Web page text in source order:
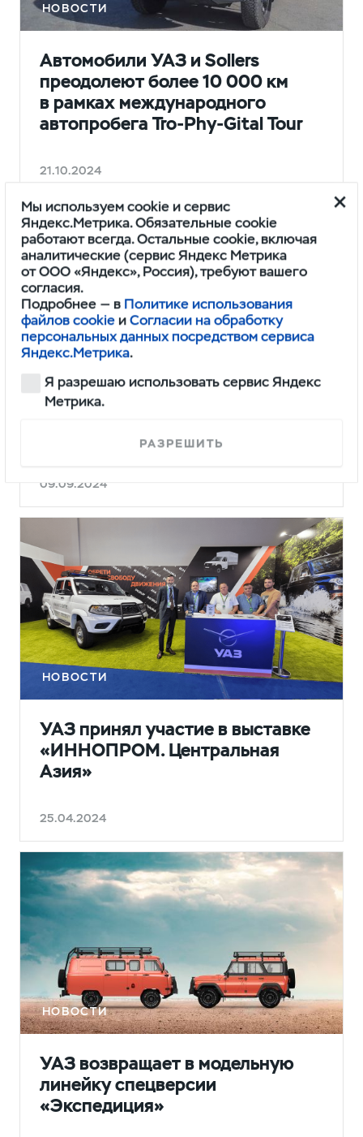
НОВОСТИ
Автомобили УАЗ и Sollers
преодолеют более 10 000 км
в рамках международного
автопробега Tro-Phy-Gital Tour
21.10.2024
НОВОСТИ
УАЗ запускает эксклюзивную
программу страхования КАСКО+
09.09.2024
НОВОСТИ
УАЗ принял участие в выставке
«ИННОПРОМ. Центральная
Азия»
25.04.2024
НОВОСТИ
УАЗ возвращает в модельную
линейку спецверсии
«Экспедиция»
Мы используем cookie и сервис
Яндекс.Метрика. Обязательные cookie
работают всегда. Остальные cookie, включая
аналитические (сервис Яндекс Метрика
от ООО «Яндекс», Россия), требуют вашего
согласия.
Подробнее — в Политике использования
файлов cookie иСогласии на обработку
персональных данных посредством сервиса
Яндекс.Метрика.
Я разрешаю использовать сервис Яндекс
Метрика.
РАЗРЕШИТЬ